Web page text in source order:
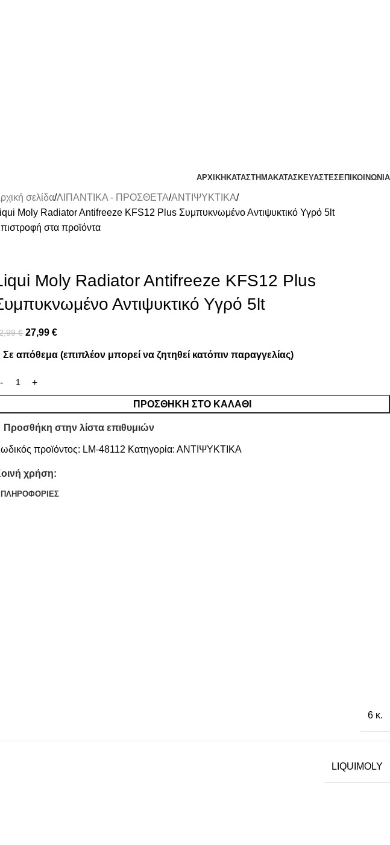
ΑΡΧΙΚΗΚΑΤΑΣΤΗΜΑΚΑΤΑΣΚΕΥΑΣΤΕΣΕΠΙΚΟΙΝΩΝΙΑ
σελίδα ΛΙΠΑΝΤΙΚΑ - ΠΡΟΣΘΕΤΑ ΑΝΤΙΨΥΚΤΙΚΑ
Moly Radiator Antifreeze KFS12 Plus Συμπυκνωμένο Αντιψυκτικό Υγρό 5lt
στα προϊόντα
Moly Radiator Antifreeze KFS12 Plus
Αντιψυκτικό Υγρό 5lt
€ 27,99 €
Σε απόθεμα (επιπλέον μπορεί να ζητηθεί κατόπιν παραγγελίας)
ΠΡΟΣΘΉΚΗ ΣΤΟ ΚΑΛΆΘΙ
Προσθήκη στην λίστα επιθυμιών
προϊόντος: LM-48112 Κατηγορία: ΑΝΤΙΨΥΚΤΙΚΑ
χρήση:
6 κ.
LIQUIMOLY